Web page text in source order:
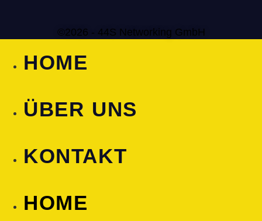
©2026 - 44S Networking GmbH
HOME
ÜBER UNS
KONTAKT
HOME